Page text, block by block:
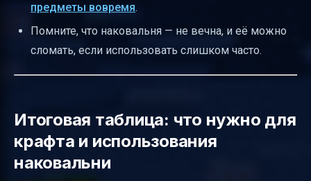
предметы вовремя.
Помните, что наковальня — не вечна, и её можно
сломать, если использовать слишком часто.
Итоговая таблица: что нужно для
крафта и использования
наковальни